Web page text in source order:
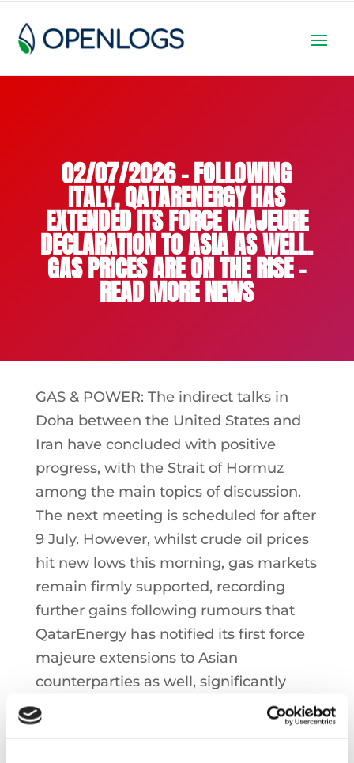
02/07/2026 – FOLLOWING
ITALY, QATARENERGY HAS
EXTENDED ITS FORCE MAJEURE
DECLARATION TO ASIA AS WELL.
GAS PRICES ARE ON THE RISE –
READ MORE NEWS
GAS & POWER: The indirect talks in
Doha between the United States and
Iran have concluded with positive
progress, with the Strait of Hormuz
among the main topics of discussion.
The next meeting is scheduled for after
9 July. However, whilst crude oil prices
hit new lows this morning, gas markets
remain firmly supported, recording
further gains following rumours that
QatarEnergy has notified its first force
majeure extensions to Asian
counterparties as well, significantly
increasing uncertainty over the plant’s
ability to recover quickly – a timeline